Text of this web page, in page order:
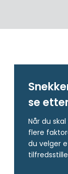
se
Når du
flere
du velger